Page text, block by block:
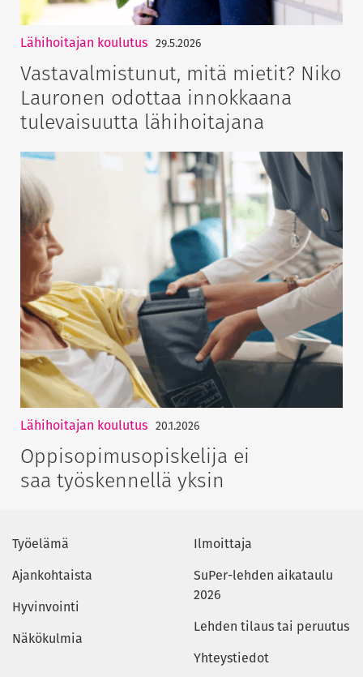
Lähihoitajan koulutus 29.5.2026
Vastavalmistunut, mitä mietit? Niko
Lauronen odottaa innokkaana
tulevaisuutta lähihoitajana
Lähihoitajan koulutus 20.1.2026
Oppisopimusopiskelija ei
saa työskennellä yksin
Työelämä
Ajankohtaista
Hyvinvointi
Näkökulmia
Ilmoittaja
SuPer-lehden aikataulu
2026
Lehden tilaus tai peruutus
Yhteystiedot